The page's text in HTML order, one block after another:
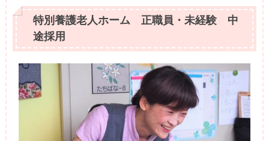
特別養護老人ホーム 正職員・未経験 中
途採用